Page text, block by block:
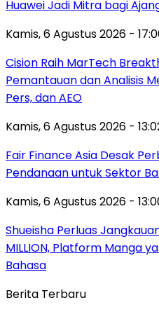
Huawei Jadi Mitra bagi
Kamis, 6 Agustus 2026 -
Cision Raih MarTech
Pemantauan dan Analisis
Pers, dan AEO
Kamis, 6 Agustus 2026 -
Fair Finance Asia Desak
Pendanaan untuk Sektor
Kamis, 6 Agustus 2026 -
Shueisha Perluas
MILLION, Platform Manga
Bahasa
Berita Terbaru